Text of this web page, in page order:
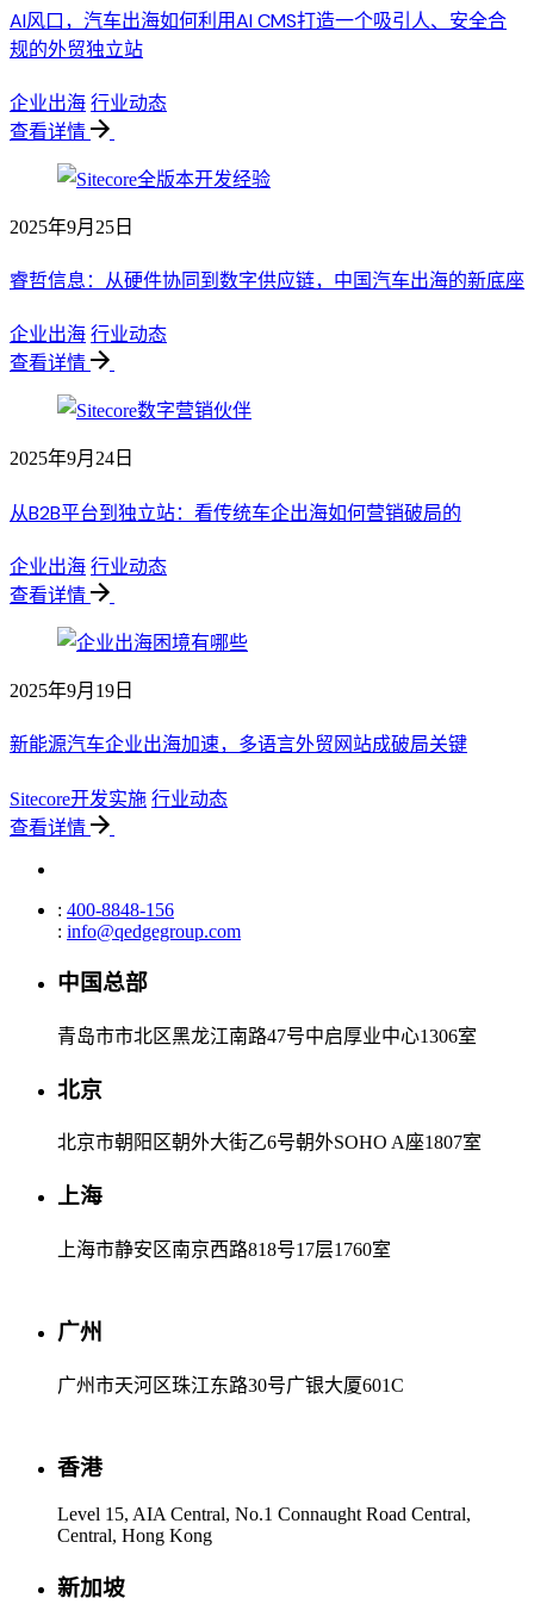
AI风口，汽车出海如何利用AI CMS打造一个吸引人、安全合
规的外贸独立站
企业出海 行业动态
查看详情
2025年9月25日
睿哲信息：从硬件协同到数字供应链，中国汽车出海的新底座
企业出海 行业动态
查看详情
2025年9月24日
从B2B平台到独立站：看传统车企出海如何营销破局的
企业出海 行业动态
查看详情
2025年9月19日
新能源汽车企业出海加速，多语言外贸网站成破局关键
Sitecore开发实施 行业动态
查看详情
: 400-8848-156
: info@qedgegroup.com
中国总部
青岛市市北区黑龙江南路47号中启厚业中心1306室
北京
北京市朝阳区朝外大街乙6号朝外SOHO A座1807室
上海
上海市静安区南京西路818号17层1760室
广州
广州市天河区珠江东路30号广银大厦601C
香港
Level 15, AIA Central, No.1 Connaught Road Central,
Central, Hong Kong
新加坡